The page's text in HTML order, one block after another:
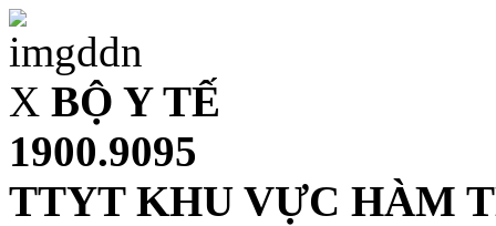
X BỘ Y TẾ
1900.9095
TTYT KHU VỰC HÀM